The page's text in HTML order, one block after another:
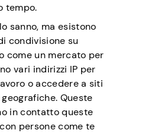
tempo.
sanno, ma esistono
condivisione su
come un mercato per
vari indirizzi IP per
o accedere a siti
Queste
in contatto queste
persone come te